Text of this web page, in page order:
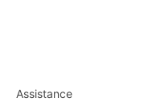
Assistance